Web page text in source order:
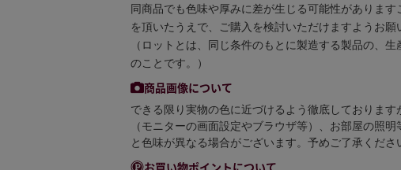
同商品でも色味や厚みに差が生じる可能性があります
を頂いたうえで、ご購入を検討いただけますようお願
（ロットとは、同じ条件のもとに製造する製品の、
のことです。）
商品画像について
できる限り実物の色に近づけるよう徹底しております
（モニターの画面設定やブラウザ等）、お部屋の照
と色味が異なる場合がございます。予めご了承くださ
お買い物ポイントについて